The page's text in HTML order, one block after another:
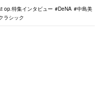
op.特集インタビュー DeNA
中島美
ラシック